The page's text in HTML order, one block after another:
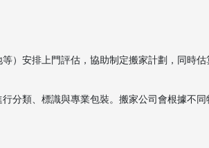
）安排上門評估，協助制定搬家計劃，同時估
分類、標識與專業包裝。搬家公司會根據不